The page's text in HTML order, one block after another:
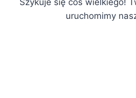
uruchomimy